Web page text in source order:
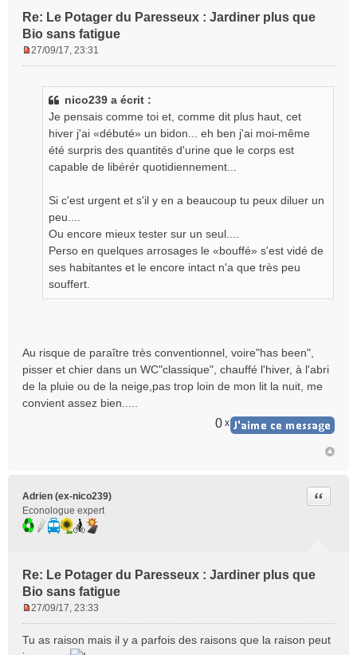
Re: Le Potager du Paresseux : Jardiner plus que
Bio sans fatigue
27/09/17, 23:31
nico239 a écrit :
Je pensais comme toi et, comme dit plus haut, cet
hiver j'ai «débuté» un bidon... eh ben j'ai moi-même
été surpris des quantités d'urine que le corps est
capable de libérér quotidiennement...
Si c'est urgent et s'il y en a beaucoup tu peux diluer un
peu....
Ou encore mieux tester sur un seul....
Perso en quelques arrosages le «bouffé» s'est vidé de
ses habitantes et le encore intact n'a que très peu
souffert.
Au risque de paraître très conventionnel, voire"has been",
pisser et chier dans un WC"classique", chauffé l'hiver, à l'abri
de la pluie ou de la neige,pas trop loin de mon lit la nuit, me
convient assez bien.....
0 x
Adrien (ex-nico239)
Econologue expert
Re: Le Potager du Paresseux : Jardiner plus que
Bio sans fatigue
Citer
s
27/09/17, 23:33
Tu as raison mais il y a parfois des raisons que la raison peut